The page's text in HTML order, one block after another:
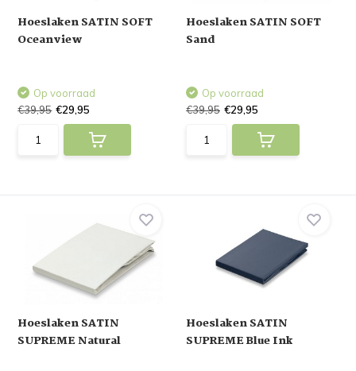
Hoeslaken SATIN SOFT
Oceanview
Op voorraad
€39,95 €29,95
Hoeslaken SATIN SOFT
Sand
Op voorraad
€39,95 €29,95
Hoeslaken SATIN
SUPREME Natural
Hoeslaken SATIN
SUPREME Blue Ink